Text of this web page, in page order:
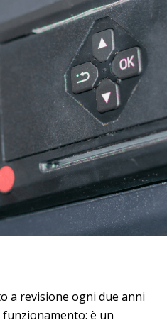
a revisione ogni due anni
è un